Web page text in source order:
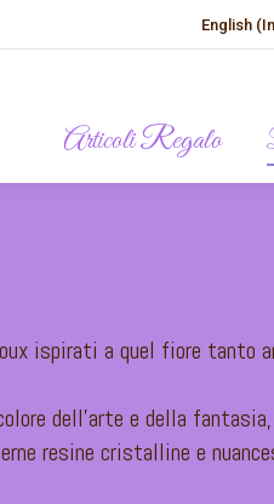
English (
Articoli Regalo
ispirati a quel fiore tanto
dell’arte e della
resine cristalline e